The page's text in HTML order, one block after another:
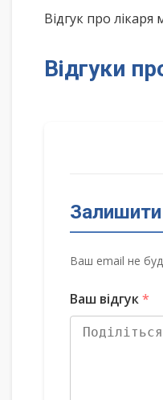
Відгук про
Відгуки
Залишити
Ваш email не
Ваш відгук*